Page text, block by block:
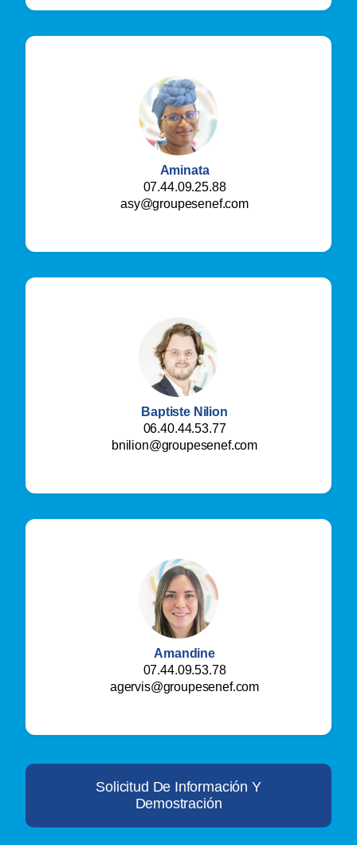
Aminata
07.44.09.25.88
asy@groupesenef.com
Baptiste Nilion
06.40.44.53.77
bnilion@groupesenef.com
Amandine
07.44.09.53.78
agervis@groupesenef.com
Solicitud De Información Y
Demostración